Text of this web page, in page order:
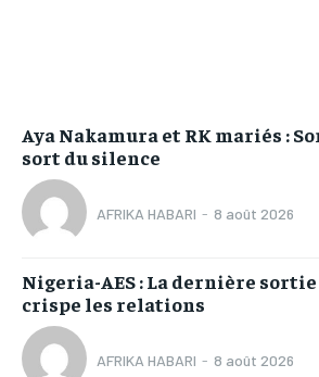
Aya Nakamura et RK mariés :
sort du silence
AFRIKA HABARI - 8 août 2026
Nigeria-AES : La dernière
crispe les relations
AFRIKA HABARI - 8 août 2026